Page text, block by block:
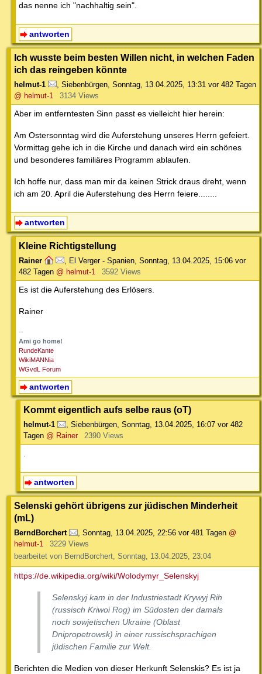
das nenne ich "nachhaltig sein".
antworten
Ich wusste beim besten Willen nicht, in welchen Faden
ich das reingeben könnte
helmut-1 Siebenbürgen Sonntag, 13.04.2025, 13:31 vor 482 Tagen
@ helmut-1
3134 Views
Aber im entferntesten Sinn passt es vielleicht hier herein:
Am Ostersonntag wird die Auferstehung unseres Herrn gefeiert.
Vormittag gehe ich in die Kirche und danach wird ein schönes
und besonderes familiäres Programm ablaufen.
Ich hoffe nur, dass man mir da keinen Strick draus dreht, wenn
ich am 20. April die Auferstehung des Herrn feiere........
antworten
Kleine Richtigstellung
Rainer El Verger - Spanien Sonntag, 13.04.2025, 15:06 vor
482 Tagen @ helmut-1 3592 Views
Es ist die Auferstehung des Erlösers.
Rainer
--
Ami go home!
RundeKante
WikiMANNia
WGvdL Forum
antworten
Kommt eigentlich aufs selbe raus (oT)
helmut-1 , Siebenbürgen, Sonntag, 13.04.2025, 16:07 vor 482
Tagen @ Rainer 2390 Views
.
antworten
Selenski gehört übrigens zur jüdischen Minderheit
(mL)
BerndBorchert , Sonntag, 13.04.2025, 22:56 vor 481 Tagen @
helmut-1
3229 Views
bearbeitet von BerndBorchert, Sonntag, 13.04.2025, 23:04
https://de.wikipedia.org/wiki/Wolodymyr_Selenskyj
Selenskyj kam in der Industriestadt Krywyj Rih
(russisch Kriwoi Rog) im Südosten der damals
noch sowjetischen Ukraine (Oblast
Dnipropetrowsk) in einer russischsprachigen
jüdischen Familie zur Welt.
Berichten die Medien von dieser Herkunft Selenskis? Es ist ja